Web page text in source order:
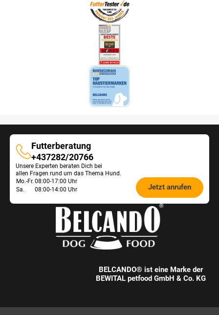
Futterberatung
Futterberatung
+437282/20766
Unsere Experten beraten Dich bei
allen Fragen rund um das Thema Hund.
Öffnungszeiten
Mo.-Fr. 08:00-17:00 Uhr
Sa.
08:00-14:00 Uhr Jetzt anrufen
BELCANDO® ist eine Marke der
BEWITAL petfood GmbH & Co. KG